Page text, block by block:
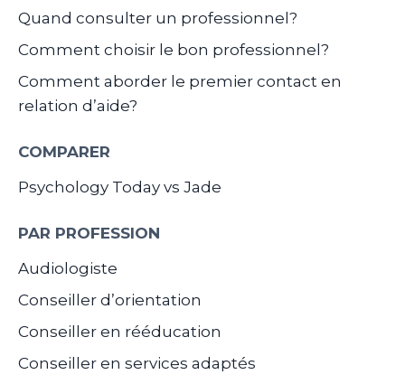
Quand consulter un professionnel?
Comment choisir le bon professionnel?
Comment aborder le premier contact en
relation d’aide?
COMPARER
Psychology Today vs Jade
PAR PROFESSION
Audiologiste
Conseiller d’orientation
Conseiller en rééducation
Conseiller en services adaptés